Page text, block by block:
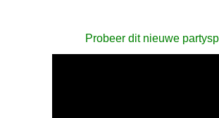
Probeer dit nieuwe